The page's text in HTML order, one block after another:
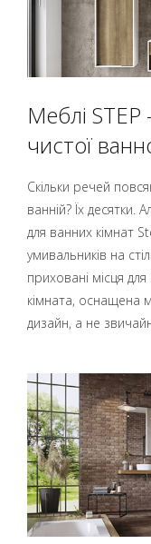
Меблі
чистої
Скільки речей
ванній? Їх
для ванних кімнат
умивальників на
приховані місця
кімната, оснащена
дизайн, а не